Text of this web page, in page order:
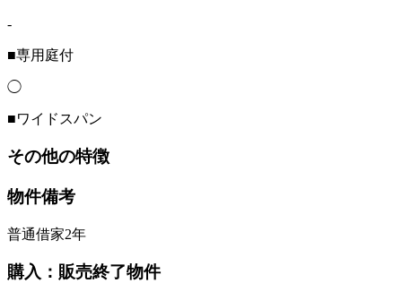
-
■専用庭付
◯
■ワイドスパン
その他の特徴
物件備考
普通借家2年
購入：販売終了物件